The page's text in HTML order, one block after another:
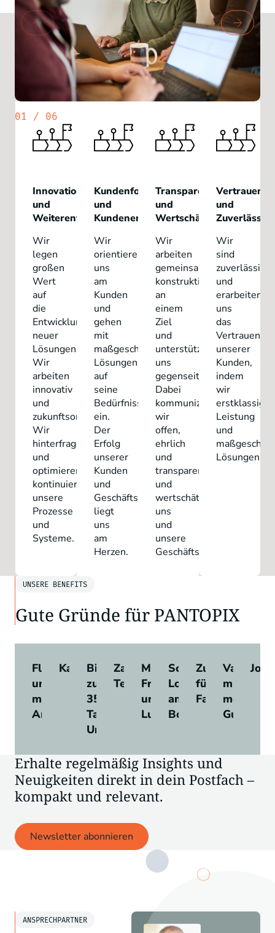
01 / 06
UNSERE WERTE
Gemeinsame Vision: Turning
Information into Value
Innovation
und
Weiterentwicklung
Wir
legen
großen
Wert
auf
die
Entwicklung
neuer
Lösungen.
Wir
arbeiten
innovativ
und
zukunftsorientiert.
Wir
hinterfragen
und
optimieren
kontinuierlich
unsere
Prozesse
und
Systeme.
Kundenfokus
und
Kundenerfolg
Wir
orientieren
uns
am
Kunden
und
gehen
mit
maßgeschneiderten
Lösungen
auf
seine
Bedürfnisse
ein.
Der
Erfolg
unserer
Kunden
und
Geschäftspartner
liegt
uns
am
Herzen.
Transparenz
und
Wertschätzung
Wir
arbeiten
gemeinsam
konstruktiv
an
einem
Ziel
und
unterstützen
uns
gegenseitig.
Dabei
kommunizieren
wir
offen,
ehrlich
und
transparent
und
wertschätzen
uns
und
unsere
Geschäftspartner.
Vertrauen
und
Wir
sind
zuverlässig
und
erarbeiten
uns
das
Vertrauen
unserer
Kunden,
indem
wir
erstklassige
Leistung
und
Lösungen.
UNSERE BENEFITS
Gute Gründe für PANTOPIX
Flexibles
und
mobiles
Arbeiten
Karrieremöglichkeiten
Bis
zu
35
Tage
Urlaub
Zahlreiche
Teamevents
Monatliches
Frühstück
und
Lunch
Schöne
Location
am
Bodensee
Zuschüsse
für
Fahrtkosten
mit
monatl.
Guthaben
Erhalte regelmäßig Insights und
Neuigkeiten direkt in dein Postfach –
kompakt und relevant.
Newsletter abonnieren
ANSPRECHPARTNER